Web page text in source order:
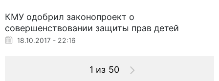
КМУ одобрил законопроект о
совершенствовании защиты прав детей
18.10.2017 - 22:16
1 из 50